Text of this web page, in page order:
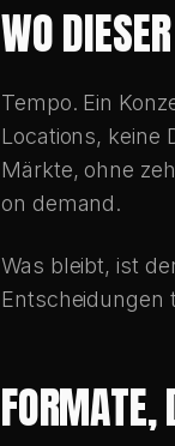
WO
Tempo. Ein
Locations, keine
Märkte, ohne
on demand.
Was bleibt, ist
Entscheidungen